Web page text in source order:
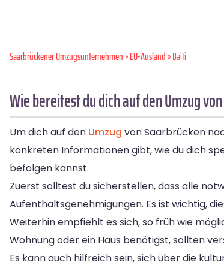
Saarbrückener Umzugsunternehmen»EU-Ausland» Balti
Wie bereitest du dich auf den Umzug
Um dich auf den Umzug von Saarbrücken
konkreten Informationen gibt, wie du dich
befolgen kannst.
Zuerst solltest du sicherstellen, dass alle
Aufenthaltsgenehmigungen. Es ist wichtig,
Weiterhin empfiehlt es sich, so früh wie
Wohnung oder ein Haus benötigst, sollten
Es kann auch hilfreich sein, sich über die